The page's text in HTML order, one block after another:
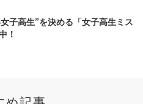
子高生”を決める「女子高生ミス
！